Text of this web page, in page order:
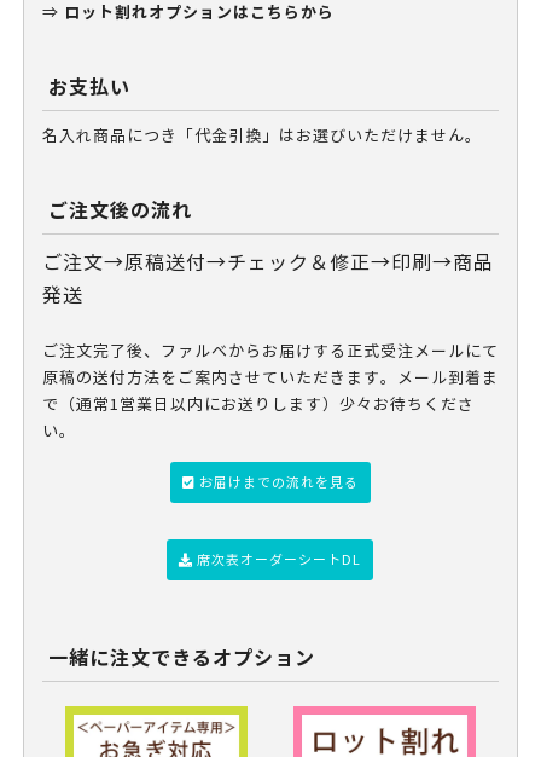
⇒ ロット割れオプションはこちらから
お支払い
名入れ商品につき「代金引換」はお選びいただけません。
ご注文後の流れ
ご注文→原稿送付→チェック＆修正→印刷→商品
発送
ご注文完了後、ファルベからお届けする正式受注メールにて
原稿の送付方法をご案内させていただきます。メール到着ま
で（通常1営業日以内にお送りします）少々お待ちくださ
い。
お届けまでの流れを見る
席次表オーダーシートDL
一緒に注文できるオプション